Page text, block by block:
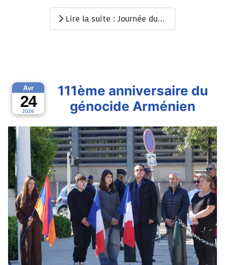
Lire la suite : Journée du souvenir des victimes et héros de la déportation
111ème anniversaire du
génocide Arménien
24
Avr
2026